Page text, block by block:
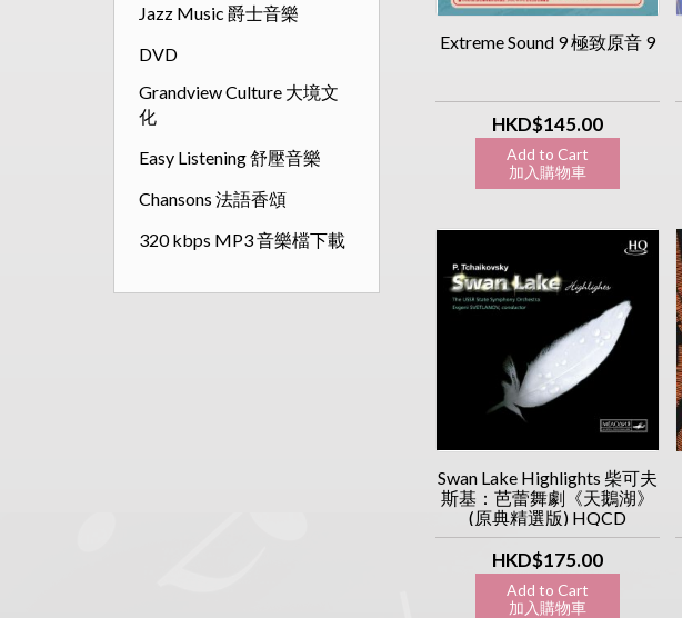
Jazz Music 爵士音樂
DVD
Grandview Culture 大境文
化
Easy Listening 舒壓音樂
Chansons 法語香頌
320 kbps MP3 音樂檔下載
Extreme Sound 9 極致原音 9
HKD$145.00
Add to Cart
加入購物車
Swan Lake Highlights 柴可夫
斯基：芭蕾舞劇《天鵝湖》
(原典精選版) HQCD
HKD$175.00
Add to Cart
加入購物車